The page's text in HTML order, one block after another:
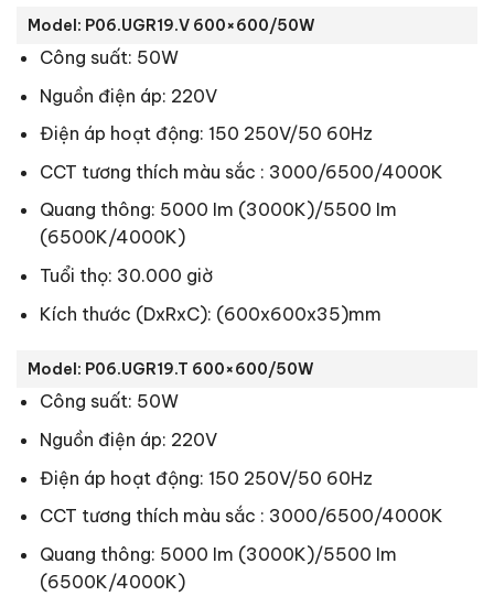
Model: P06.UGR19.V 600×600/50W
Công suất: 50W
Nguồn điện áp: 220V
Điện áp hoạt động: 150 250V/50 60Hz
CCT tương thích màu sắc : 3000/6500/4000K
Quang thông: 5000 Im (3000K)/5500 Im
(6500K/4000K)
Tuổi thọ: 30.000 giờ
Kích thước (DxRxC): (600x600x35)mm
Model: P06.UGR19.T 600×600/50W
Công suất: 50W
Nguồn điện áp: 220V
Điện áp hoạt động: 150 250V/50 60Hz
CCT tương thích màu sắc : 3000/6500/4000K
Quang thông: 5000 Im (3000K)/5500 Im
(6500K/4000K)